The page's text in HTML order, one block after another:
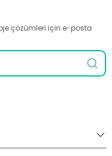
çözümleri için e-posta